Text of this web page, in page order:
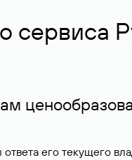
сервиса
его текущего